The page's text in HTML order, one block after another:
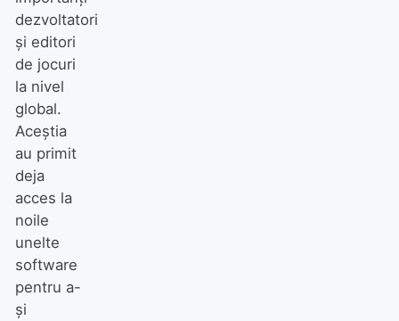
dezvoltatori
și editori
de jocuri
la nivel
global.
Aceștia
au primit
deja
acces la
noile
unelte
software
pentru a-
și